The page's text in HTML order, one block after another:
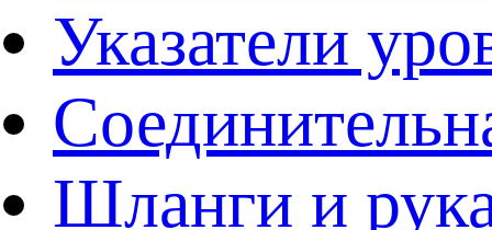
Указатели
Шланги и